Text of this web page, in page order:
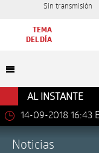
Sin transmisión
TEMA
DEL DÍA
AL INSTANTE
14-09-2018 16:43
Noticias